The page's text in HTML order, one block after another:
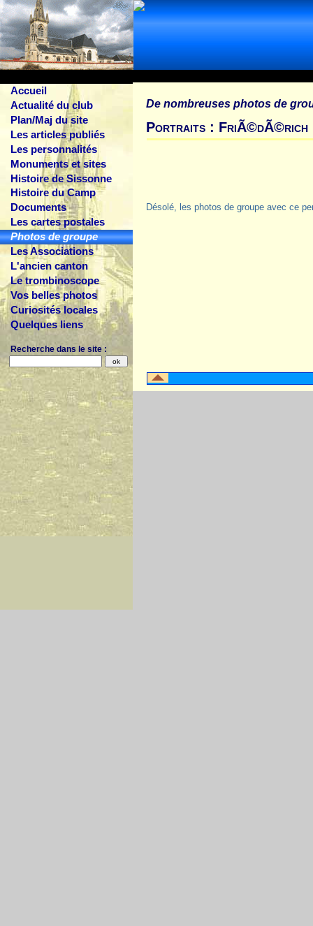
Accueil
Actualité du club
Plan/Maj du site
Les articles publiés
Les personnalités
Monuments et sites
Histoire de Sissonne
Histoire du Camp
Documents
Les cartes postales
Photos de groupe
Les Associations
L'ancien canton
Le trombinoscope
Vos belles photos
Curiosités locales
Quelques liens
Recherche dans le site :
De nombreuses photos de
Portraits : FriÃ©dÃ©rich
Désolé, les photos de groupe avec ce